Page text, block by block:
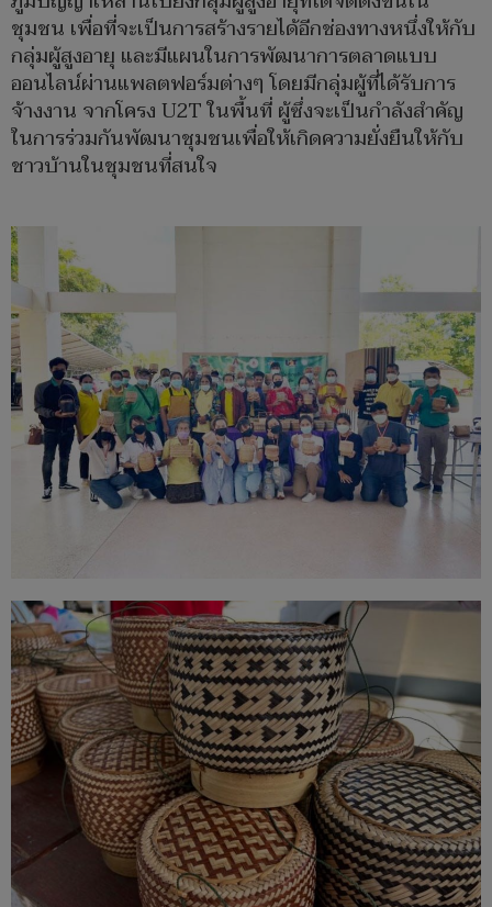
ชุมชน เพื่อที่จะเป็นการสร้างรายได้อีกช่องทางหนึ่งให้กับ
กลุ่มผู้สูงอายุ และมีแผนในการพัฒนาการตลาดแบบ
ออนไลน์ผ่านแพลตฟอร์มต่างๆ โดยมีกลุ่มผู้ที่ได้รับการ
จ้างงาน จากโครง U2T ในพื้นที่ ผู้ซึ่งจะเป็นกำลังสำคัญ
ในการร่วมกันพัฒนาชุมชนเพื่อให้เกิดความยั่งยืนให้กับ
ชาวบ้านในชุมชนที่สนใจ